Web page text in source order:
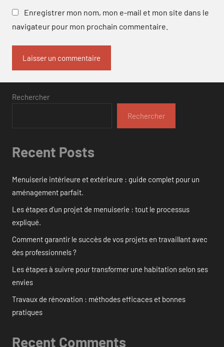
Enregistrer mon nom, mon e-mail et mon site dans le
navigateur pour mon prochain commentaire.
Rechercher
Rechercher
Recent Posts
Menuiserie intérieure et extérieure : guide complet pour un
aménagement parfait.
Les étapes d’un projet de menuiserie : tout le processus
expliqué.
Comment garantir le succès de vos projets en travaillant avec
des professionnels ?
Les étapes à suivre pour transformer une habitation selon ses
envies
Travaux de rénovation : méthodes efficaces et bonnes
pratiques
Recent Comments